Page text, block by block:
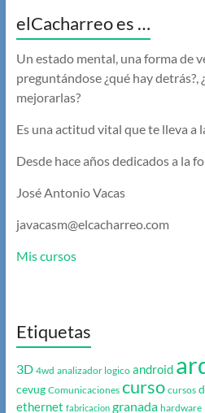
elCacharreo es …
Un estado mental, una forma de
preguntándose ¿qué hay detrás?,
mejorarlas?
Es una actitud vital que te lleva a
Desde hace años dedicados a la
José Antonio Vacas
javacasm@elcacharreo.com
Mis cursos
Etiquetas
3D 4wd analizador logico android
cevug Comunicaciones curso cursos
ethernet fabricacion granada hardware